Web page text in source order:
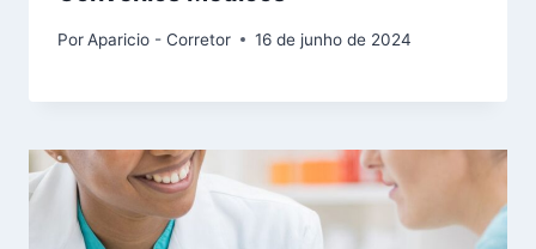
PorAparicio - Corretor 16 de junho de 2024